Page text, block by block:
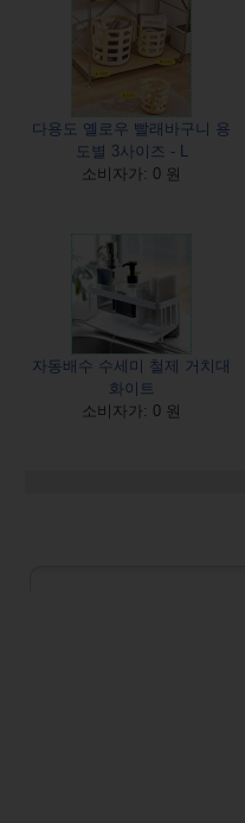
다용도 옐로우 빨래바구니 용
도별 3사이즈 - L
소비자가: 0 원
자동배수 수세미 철제 거치대
화이트
소비자가: 0 원